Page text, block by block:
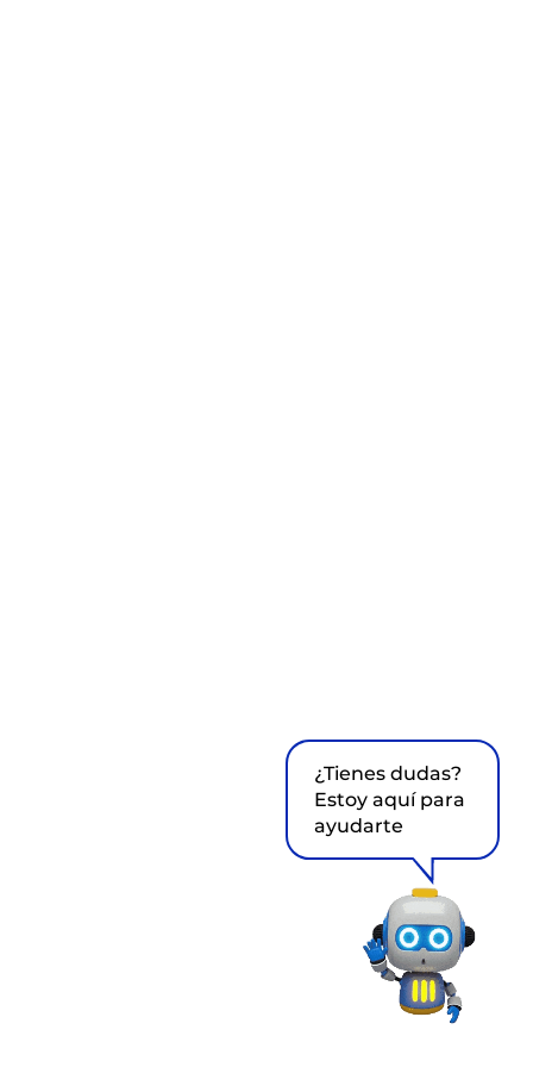
¿Tienes dudas?
Estoy aquí para
ayudarte